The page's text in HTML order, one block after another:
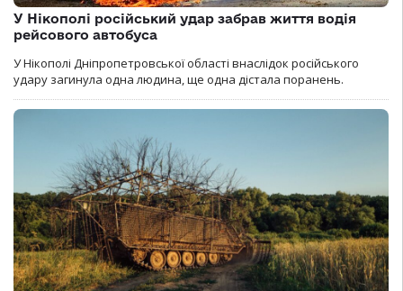
У Нікополі російський удар забрав життя водія
рейсового автобуса
У Нікополі Дніпропетровської області внаслідок російського
удару загинула одна людина, ще одна дістала поранень.